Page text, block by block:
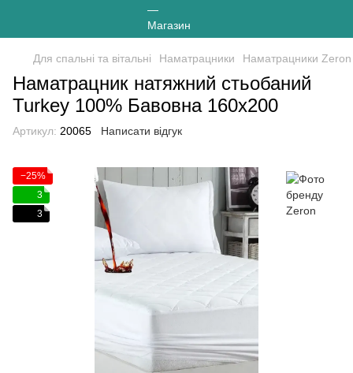
Для спальні та вітальні Наматрацники Наматрацники Zeron
Наматрацник натяжний стьобаний
Turkey 100% Бавовна 160х200
Артикул: 20065 Написати відгук
−25%
3
3